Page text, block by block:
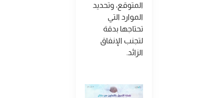
المتوقع، وتحديد
الموارد التي
تحتاجها بدقة
لتجنب الإنفاق
الزائد.